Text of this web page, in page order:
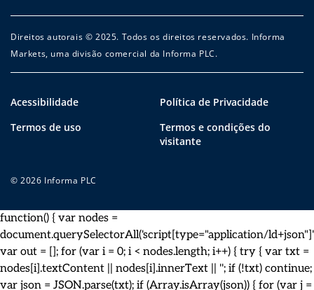
Direitos autorais © 2025. Todos os direitos reservados. Informa
Markets, uma divisão comercial da Informa PLC.
Acessibilidade
Política de Privacidade
Termos de uso
Termos e condições do
visitante
© 2026 Informa PLC
function() { var nodes =
document.querySelectorAll('script[type="application/
var out = []; for (var i = 0; i < nodes.length; i++) { try { var txt =
nodes[i].textContent || nodes[i].innerText || ''; if (!txt) continue;
var json = JSON.parse(txt); if (Array.isArray(json)) { for (var j =